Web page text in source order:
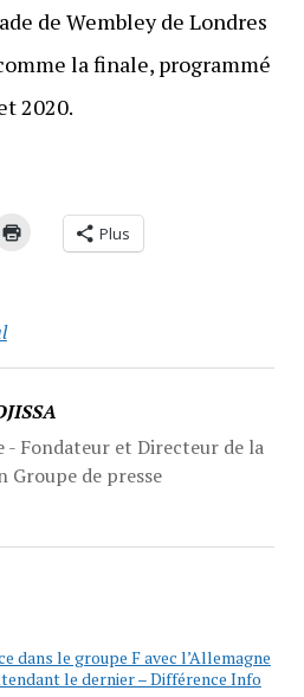
de Wembley de Londres
la finale, programmé
2020.
Plus
- Fondateur et Directeur de la
Groupe de presse
dans le groupe F avec l’Allemagne
le dernier – Différence Info